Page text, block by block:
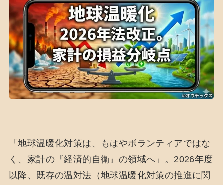
「地球温暖化対策は、もはやボランティアではな
く、家計の『経済的自衛』の領域へ」。2026年度
以降、既存の温対法（地球温暖化対策の推進に関